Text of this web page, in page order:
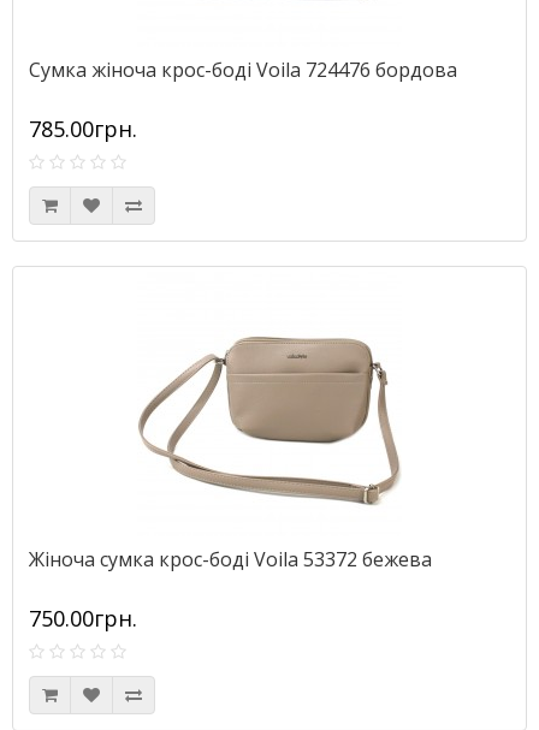
Сумка жіноча крос-боді Voila 724476 бордова
785.00грн.
Жіноча сумка крос-боді Voila 53372 бежева
750.00грн.